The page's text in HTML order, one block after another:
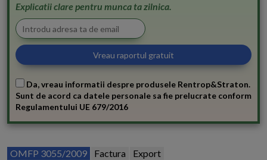
Explicatii clare pentru munca ta zilnica.
Da, vreau informatii despre produsele Rentrop&Straton.
Sunt de acord ca datele personale sa fie prelucrate conform
Regulamentului UE 679/2016
OMFP 3055/2009 Factura Export